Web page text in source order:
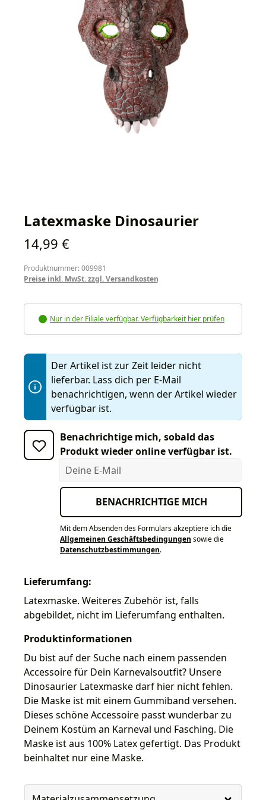
Latexmaske Dinosaurier
Regulärer Preis:
14,99 €
Produktnummer: 009981
Preise inkl. MwSt. zzgl. Versandkosten
Nur in der Filiale verfügbar. Verfügbarkeit hier prüfen
Der Artikel ist zur Zeit leider nicht
lieferbar. Lass dich per E-Mail
benachrichtigen, wenn der Artikel wieder
verfügbar ist.
Benachrichtige mich, sobald das
Produkt wieder online verfügbar ist.
Deine E-Mail
BENACHRICHTIGE MICH
Mit dem Absenden des Formulars akzeptiere ich die
Allgemeinen Geschäftsbedingungen sowie die
Datenschutzbestimmungen.
Lieferumfang:
Latexmaske. Weiteres Zubehör ist, falls
abgebildet, nicht im Lieferumfang enthalten.
Produktinformationen
Du bist auf der Suche nach einem passenden
Accessoire für Dein Karnevalsoutfit? Unsere
Dinosaurier Latexmaske darf hier nicht fehlen.
Die Maske ist mit einem Gummiband versehen.
Dieses schöne Accessoire passt wunderbar zu
Deinem Kostüm an Karneval und Fasching. Die
Maske ist aus 100% Latex gefertigt. Das Produkt
beinhaltet nur eine Maske.